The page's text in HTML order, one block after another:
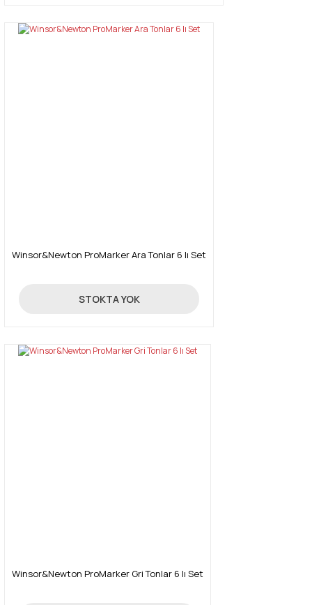
Winsor&Newton ProMarker Ara Tonlar 6 lı Set
131,18 TL
STOKTA YOK
Winsor&Newton ProMarker Gri Tonlar 6 lı Set